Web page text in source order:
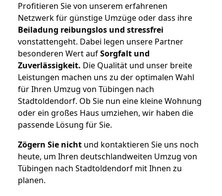
Profitieren Sie von unserem erfahrenen
Netzwerk für günstige Umzüge oder dass ihre
Beiladung reibungslos und stressfrei
vonstattengeht. Dabei legen unsere Partner
besonderen Wert aufSorgfalt und
Zuverlässigkeit. Die Qualität und unser breite
Leistungen machen uns zu der optimalen Wahl
für Ihren Umzug von Tübingen nach
Stadtoldendorf. Ob Sie nun eine kleine Wohnung
oder ein großes Haus umziehen, wir haben die
passende Lösung für Sie.
Zögern Sie nicht und kontaktieren Sie uns noch
heute, um Ihren deutschlandweiten Umzug von
Tübingen nach Stadtoldendorf mit Ihnen zu
planen.